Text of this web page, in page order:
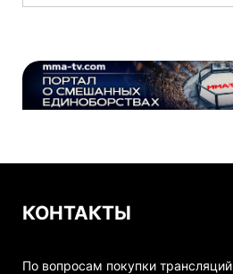
КОНТАКТЫ
По вопросам покупки трансляций